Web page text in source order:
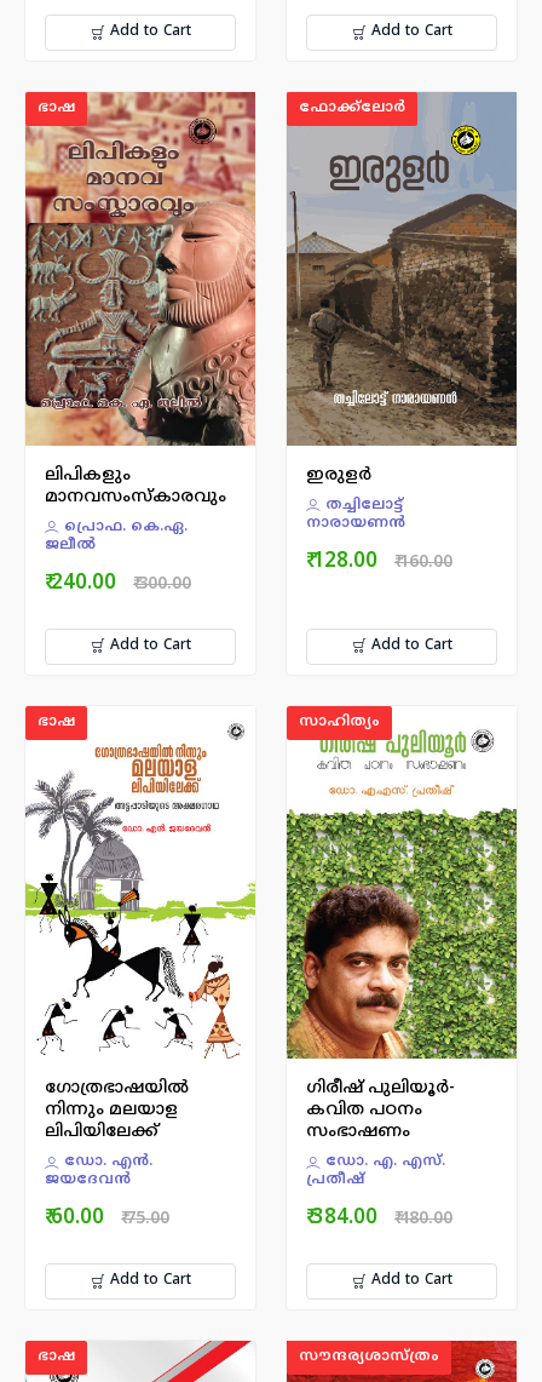
Add to Cart Add to Cart
ഭാഷ
ലിപികളും
മാനവസംസ്കാരവും
പ്രൊഫ. കെ.ഏ.
ജലീല്‍
₹ 240.00 ₹ 300.00
Add to Cart
ഫോക്ക്ലോർ
ഇരുളർ
തച്ചിലോട്ട്
നാരായണന്‍
₹ 128.00 ₹ 160.00
Add to Cart
ഭാഷ
ഗോത്രഭാഷയിൽ
നിന്നും മലയാള
ലിപിയിലേക്ക്
ഡോ. എന്‍.
ജയദേവന്‍
₹ 60.00 ₹ 75.00
Add to Cart
സാഹിത്യം
ഗിരീഷ് പുലിയൂർ-
കവിത പഠനം
സംഭാഷണം
ഡോ. എ. എസ്.
പ്രതീഷ്
₹ 384.00 ₹ 480.00
Add to Cart
ഭാഷ സൗന്ദര്യശാസ്ത്രം